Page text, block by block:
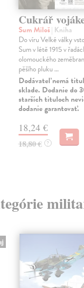
Cukrář
Sum Miloš| Kniha
Do víru Velké války
Sum v létě 1915 v
olomouckého
pěšího pluku ...
Dodávateľ nemá
sklade. Dodanie do
starších tituloch
dodanie garantovať.
18,24 €
18,80 € ?